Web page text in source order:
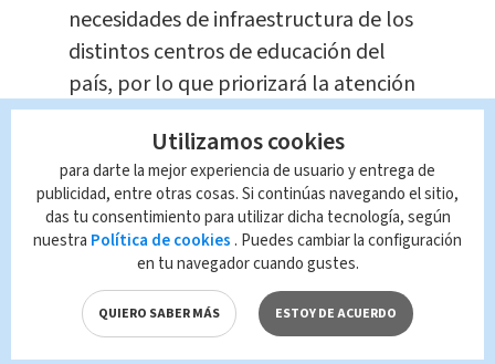
necesidades de infraestructura de los
distintos centros de educación del
país, por lo que priorizará la atención
de las instituciones educativas.
TAGS RELACIONADOS:
docentes Presupuesto
aulas Educación
Utilizamos cookies
para darte la mejor experiencia de usuario y entrega de
publicidad, entre otras cosas. Si continúas navegando el sitio,
das tu consentimiento para utilizar dicha tecnología, según
nuestra Política de cookies . Puedes cambiar la configuración
en tu navegador cuando gustes.
QUIERO SABER MÁS ESTOY DE ACUERDO